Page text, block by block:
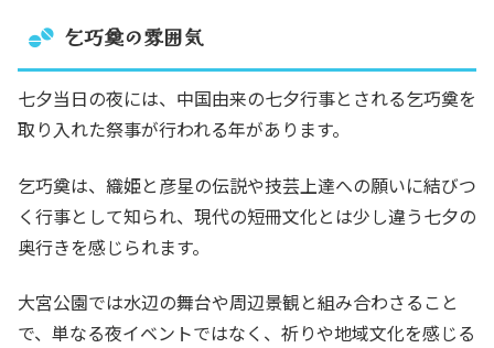
乞巧奠の雰囲気
七夕当日の夜には、中国由来の七夕行事とされる乞巧奠を
取り入れた祭事が行われる年があります。
乞巧奠は、織姫と彦星の伝説や技芸上達への願いに結びつ
く行事として知られ、現代の短冊文化とは少し違う七夕の
奥行きを感じられます。
大宮公園では水辺の舞台や周辺景観と組み合わさること
で、単なる夜イベントではなく、祈りや地域文化を感じる